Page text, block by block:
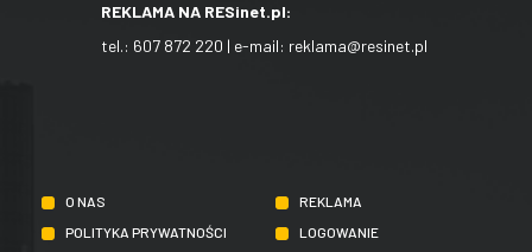
REKLAMA NA RESinet.pl:
tel.: 607 872 220 | e-mail: reklama@resinet.pl
O NAS
REKLAMA
POLITYKA PRYWATNOŚCI
LOGOWANIE